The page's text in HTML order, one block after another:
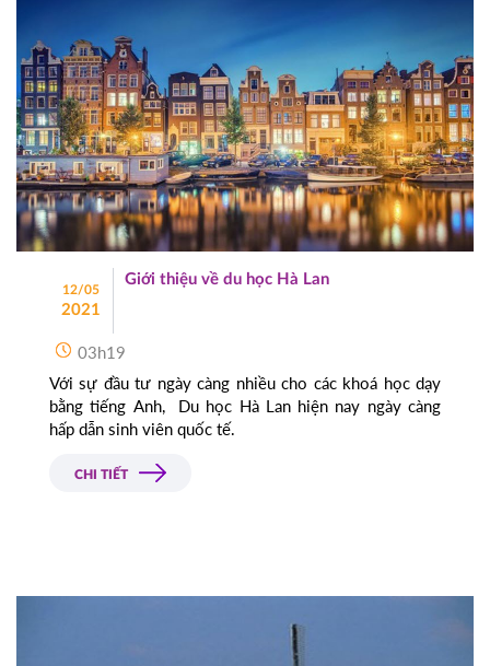
12/05
2021
Giới thiệu về du học Hà Lan
03h19
Với sự đầu tư ngày càng nhiều cho các khoá học dạy
bằng tiếng Anh, Du học Hà Lan hiện nay ngày càng
hấp dẫn sinh viên quốc tế.
CHI TIẾT